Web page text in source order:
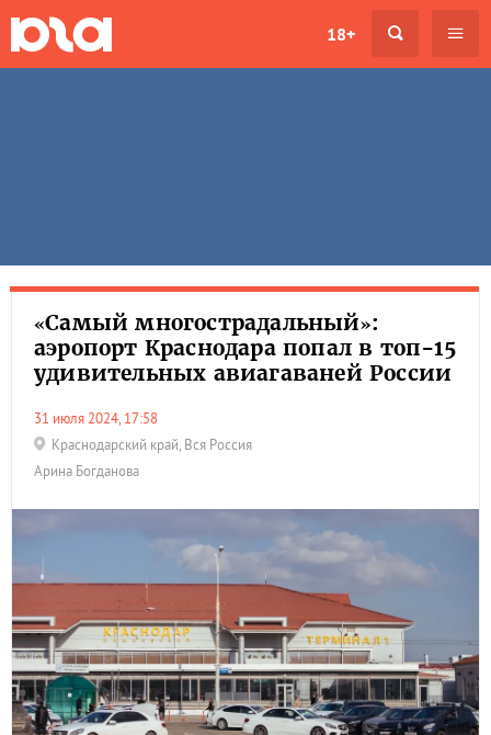
18+
«Самый многострадальный»:
аэропорт Краснодара попал в топ-15
удивительных авиагаваней России
31 июля 2024, 17:58
Краснодарский край, Вся Россия
Арина Богданова